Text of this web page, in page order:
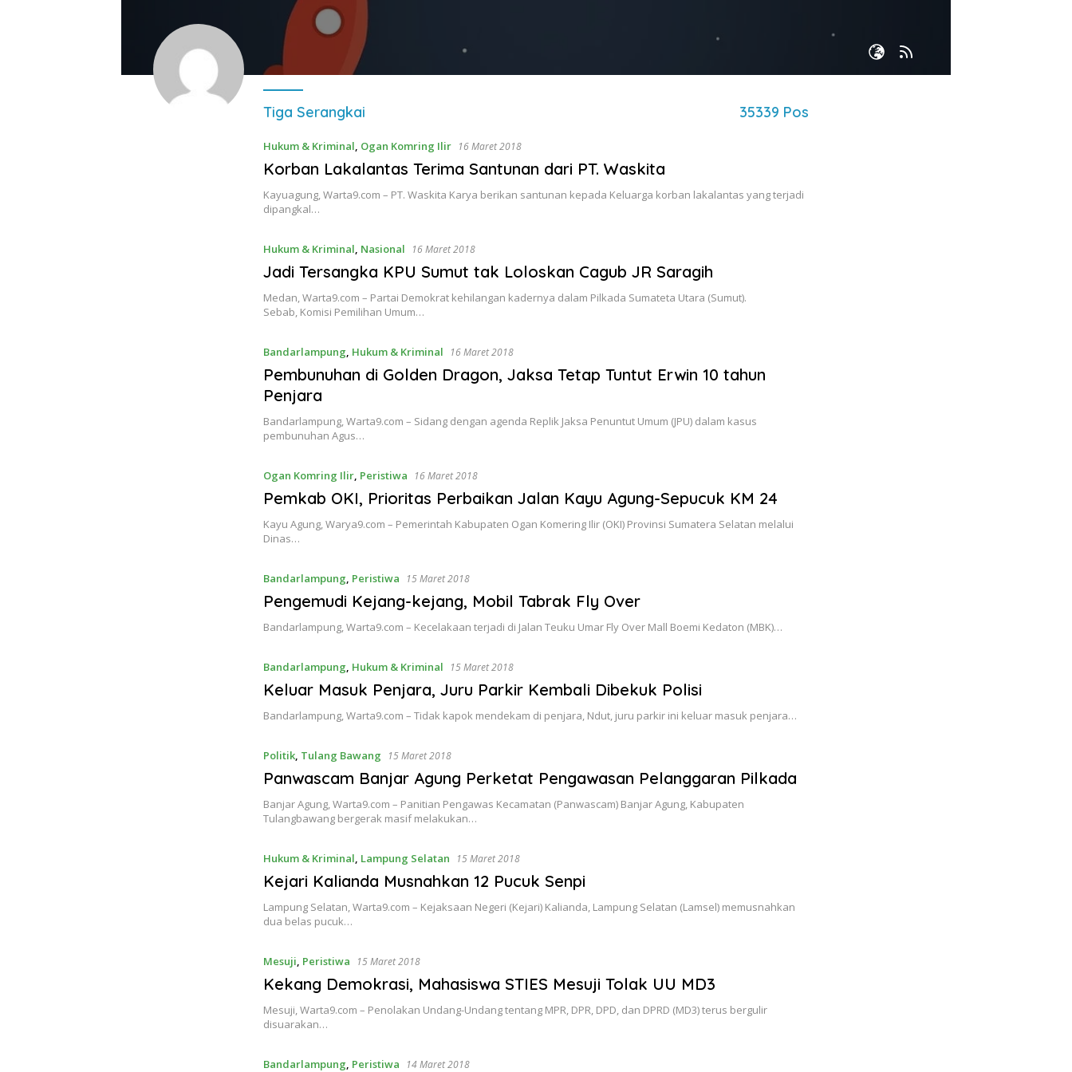
Tiga Serangkai 35339 Pos
Hukum & Kriminal, Ogan Komring Ilir 16 Maret 2018
Korban Lakalantas Terima Santunan dari PT. Waskita
Kayuagung, Warta9.com – PT. Waskita Karya berikan santunan kepada Keluarga korban lakalantas yang terjadi
dipangkal…
Hukum & Kriminal, Nasional 16 Maret 2018
Jadi Tersangka KPU Sumut tak Loloskan Cagub JR Saragih
Medan, Warta9.com – Partai Demokrat kehilangan kadernya dalam Pilkada Sumateta Utara (Sumut).
Sebab, Komisi Pemilihan Umum…
Bandarlampung, Hukum & Kriminal 16 Maret 2018
Pembunuhan di Golden Dragon, Jaksa Tetap Tuntut Erwin 10 tahun
Penjara
Bandarlampung, Warta9.com – Sidang dengan agenda Replik Jaksa Penuntut Umum (JPU) dalam kasus
pembunuhan Agus…
Ogan Komring Ilir, Peristiwa 16 Maret 2018
Pemkab OKI, Prioritas Perbaikan Jalan Kayu Agung-Sepucuk KM 24
Kayu Agung, Warya9.com – Pemerintah Kabupaten Ogan Komering Ilir (OKI) Provinsi Sumatera Selatan melalui
Dinas…
Bandarlampung, Peristiwa 15 Maret 2018
Pengemudi Kejang-kejang, Mobil Tabrak Fly Over
Bandarlampung, Warta9.com – Kecelakaan terjadi di Jalan Teuku Umar Fly Over Mall Boemi Kedaton (MBK)…
Bandarlampung, Hukum & Kriminal 15 Maret 2018
Keluar Masuk Penjara, Juru Parkir Kembali Dibekuk Polisi
Bandarlampung, Warta9.com – Tidak kapok mendekam di penjara, Ndut, juru parkir ini keluar masuk penjara…
Politik, Tulang Bawang 15 Maret 2018
Panwascam Banjar Agung Perketat Pengawasan Pelanggaran Pilkada
Banjar Agung, Warta9.com – Panitian Pengawas Kecamatan (Panwascam) Banjar Agung, Kabupaten
Tulangbawang bergerak masif melakukan…
Hukum & Kriminal, Lampung Selatan 15 Maret 2018
Kejari Kalianda Musnahkan 12 Pucuk Senpi
Lampung Selatan, Warta9.com – Kejaksaan Negeri (Kejari) Kalianda, Lampung Selatan (Lamsel) memusnahkan
dua belas pucuk…
Mesuji, Peristiwa 15 Maret 2018
Kekang Demokrasi, Mahasiswa STIES Mesuji Tolak UU MD3
Mesuji, Warta9.com – Penolakan Undang-Undang tentang MPR, DPR, DPD, dan DPRD (MD3) terus bergulir
disuarakan…
Bandarlampung, Peristiwa 14 Maret 2018